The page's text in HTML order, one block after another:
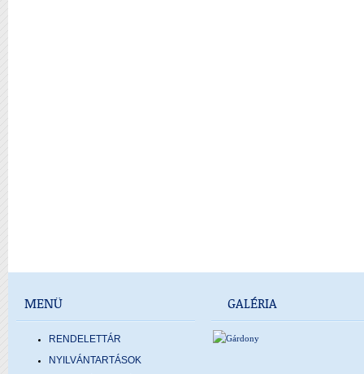
MENÜ
RENDELETTÁR
NYILVÁNTARTÁSOK
GALÉRIA